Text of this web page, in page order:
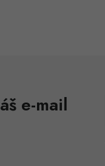
e-mail